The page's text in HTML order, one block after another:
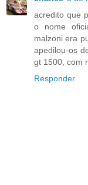
acredito que
o nome
malzoni era
apedilou-os
gt 1500, com
Responder